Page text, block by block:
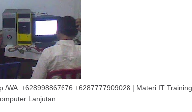
WA :+628998867676 +6287777909028 | Materi IT Training
Lanjutan